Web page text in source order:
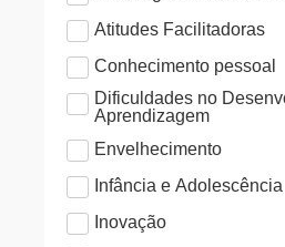
Atitudes Facilitadoras
Conhecimento pessoal
Dificuldades no
Aprendizagem
Envelhecimento
Infância e Adolescência
Inovação